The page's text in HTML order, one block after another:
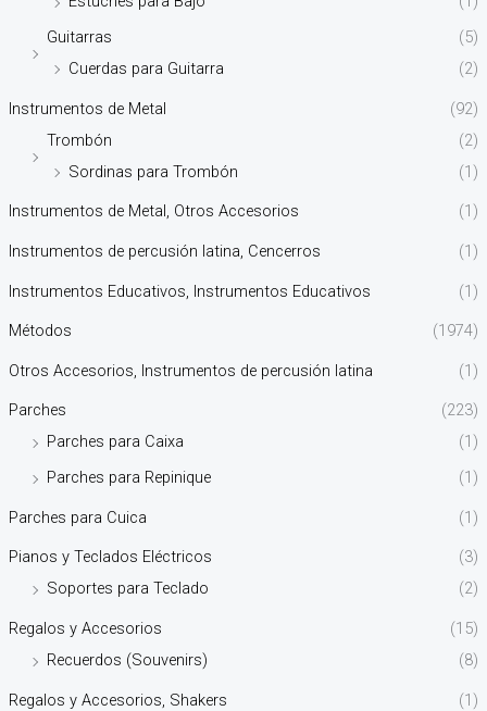
Guitarras
(5)
Cuerdas para Guitarra
(2)
Instrumentos de Metal
(92)
Trombón
(2)
Sordinas para Trombón
(1)
Instrumentos de Metal, Otros Accesorios (1)
Instrumentos de percusión latina, Cencerros (1)
Instrumentos Educativos, Instrumentos Educativos (1)
Métodos (1974)
Otros Accesorios, Instrumentos de percusión latina (1)
Parches
(223)
Parches para Caixa
(1)
Parches para Repinique
(1)
Parches para Cuica (1)
Pianos y Teclados Eléctricos
(3)
Soportes para Teclado
(2)
Regalos y Accesorios
(15)
Recuerdos (Souvenirs)
(8)
Regalos y Accesorios, Shakers (1)